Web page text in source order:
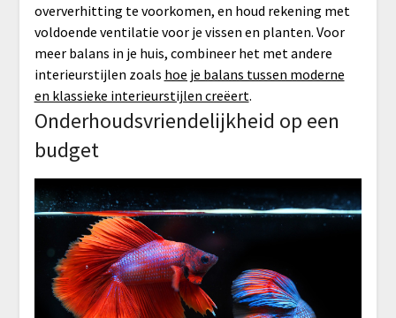
oververhitting te voorkomen, en houd rekening met
voldoende ventilatie voor je vissen en planten. Voor
meer balans in je huis, combineer het met andere
interieurstijlen zoals hoe je balans tussen moderne
en klassieke interieurstijlen creëert.
Onderhoudsvriendelijkheid op een
budget